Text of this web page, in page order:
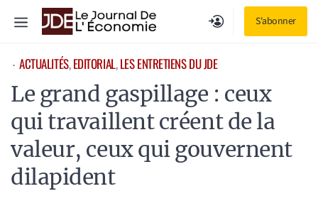
S'abonner
Menu
⋅ ACTUALITÉS, EDITORIAL, LES ENTRETIENS DU JDE
Le grand gaspillage : ceux
qui travaillent créent de la
valeur, ceux qui gouvernent
dilapident